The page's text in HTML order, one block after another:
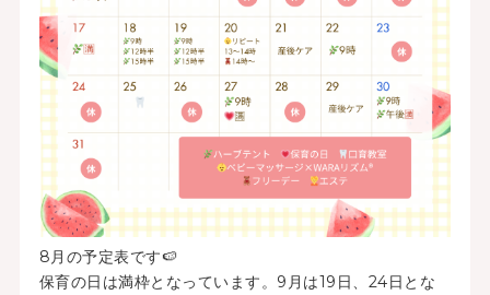
8月の予定表です🍉
保育の日は満枠となっています。9月は19日、24日とな